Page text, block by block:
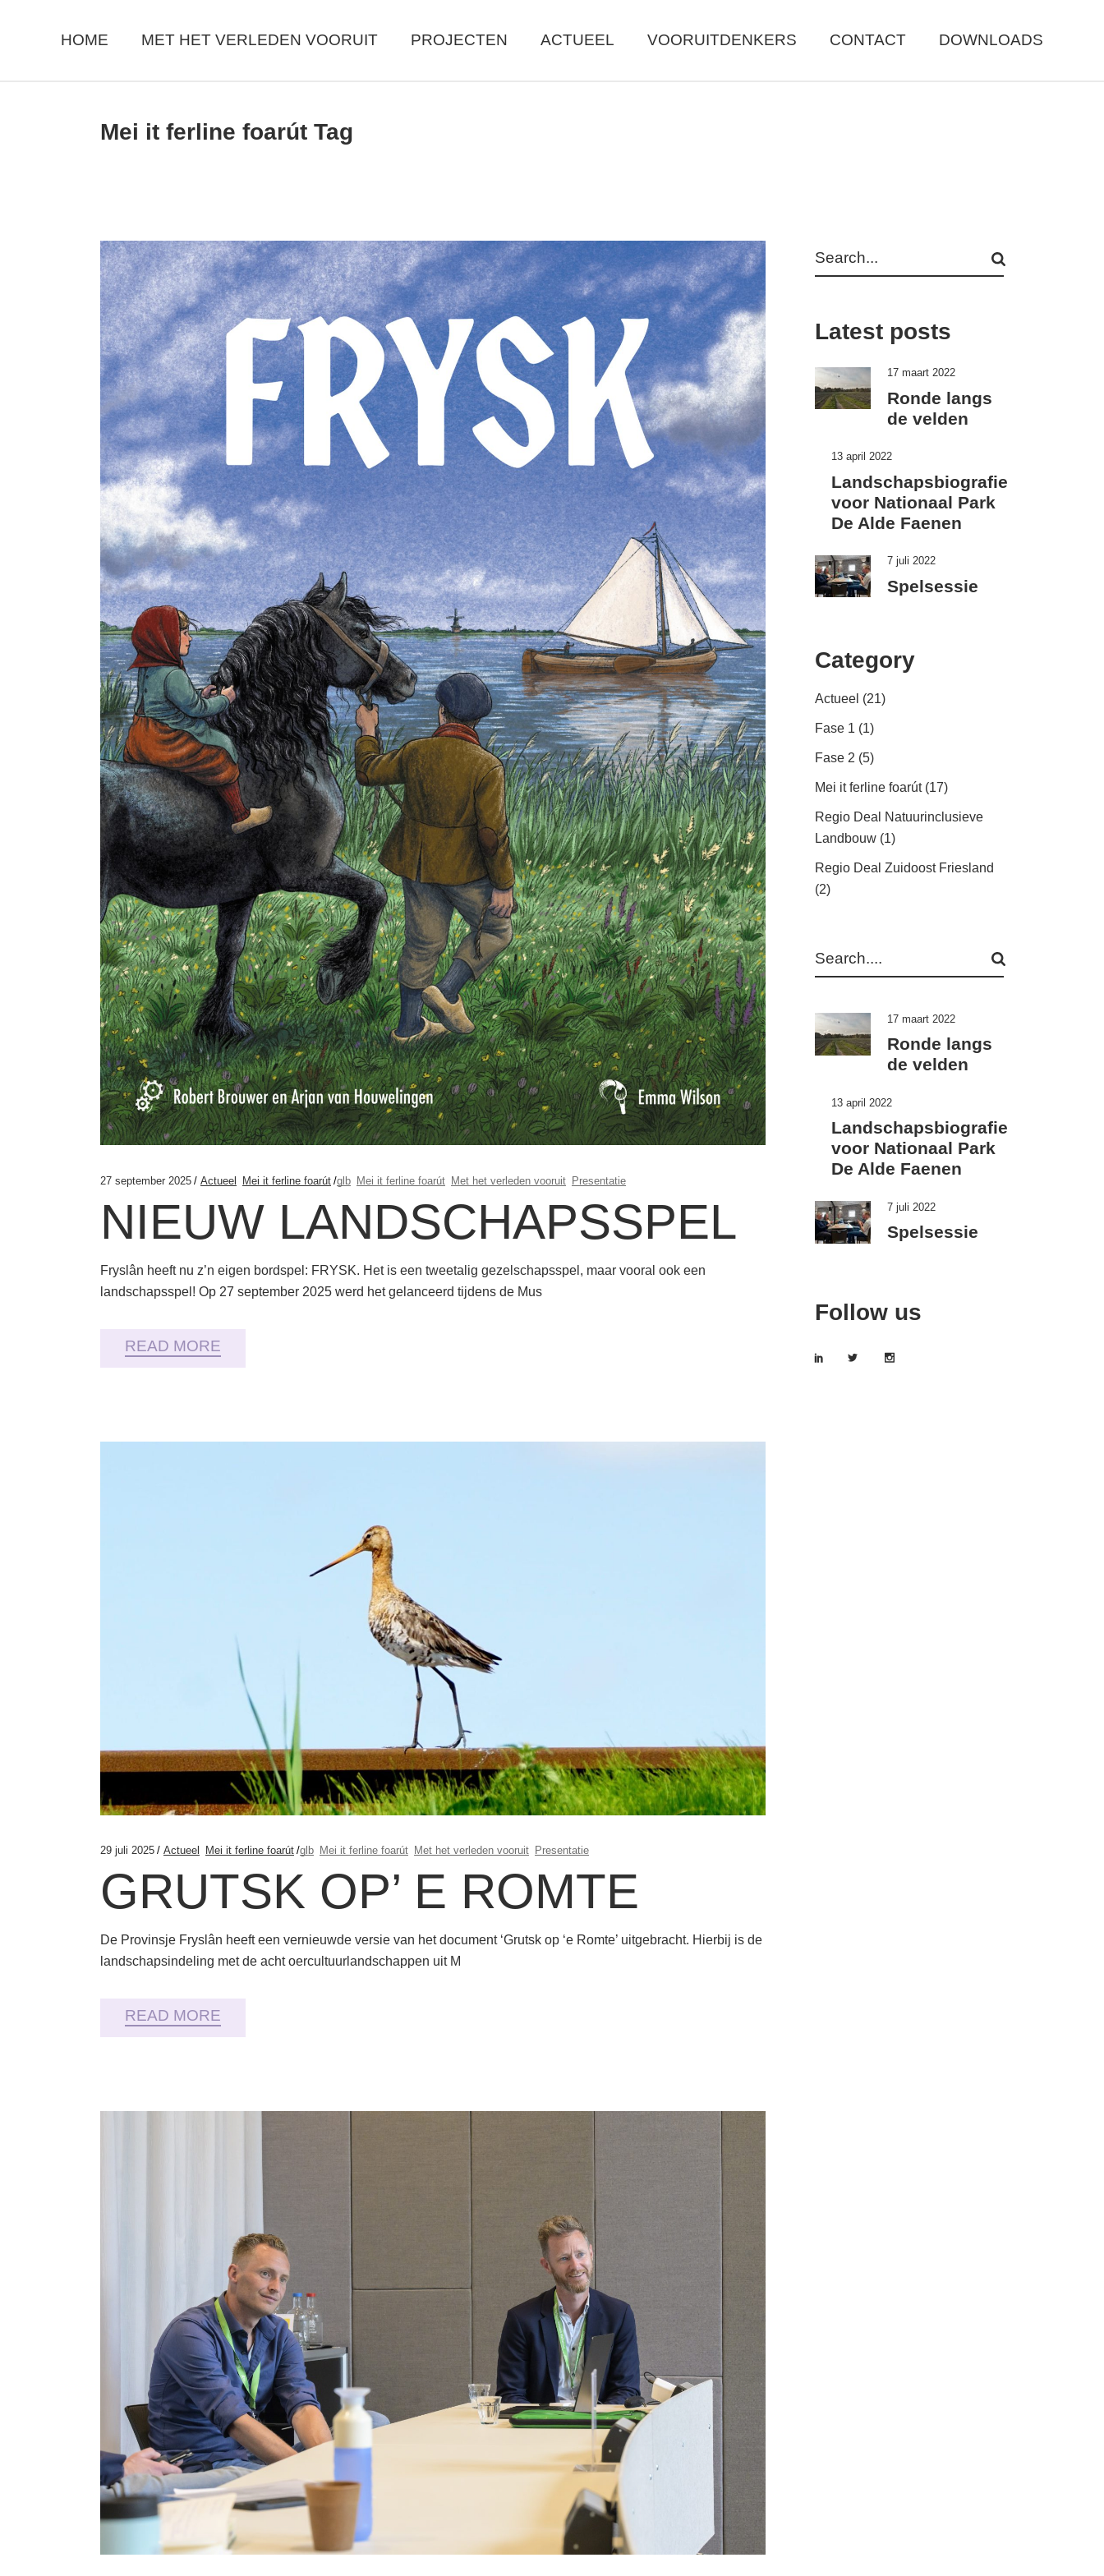
HOME MET HET VERLEDEN VOORUIT PROJECTEN ACTUEEL VOORUITDENKERS CONTACT DOWNLOADS
Mei it ferline foarút Tag
27 september 2025 Actueel Mei it ferline foarút glb Mei it ferline foarút Met het verleden vooruit Presentatie
NIEUW LANDSCHAPSSPEL
Fryslân heeft nu z’n eigen bordspel: FRYSK. Het is een tweetalig gezelschapsspel, maar vooral ook een
landschapsspel! Op 27 september 2025 werd het gelanceerd tijdens de Mus
READ MORE
29 juli 2025 Actueel Mei it ferline foarút glb Mei it ferline foarút Met het verleden vooruit Presentatie
GRUTSK OP’ E ROMTE
De Provinsje Fryslân heeft een vernieuwde versie van het document ‘Grutsk op ‘e Romte’ uitgebracht. Hierbij is de
landschapsindeling met de acht oercultuurlandschappen uit M
READ MORE
Latest posts
17 maart 2022
Ronde langs
de velden
13 april 2022
Landschapsbiografie
voor Nationaal Park
De Alde Faenen
7 juli 2022
Spelsessie
Category
Actueel (21)
Fase 1 (1)
Fase 2 (5)
Mei it ferline foarút(17)
Regio Deal Natuurinclusieve
Landbouw (1)
Regio Deal Zuidoost Friesland
(2)
17 maart 2022
Ronde langs
de velden
13 april 2022
Landschapsbiografie
voor Nationaal Park
De Alde Faenen
7 juli 2022
Spelsessie
Follow us